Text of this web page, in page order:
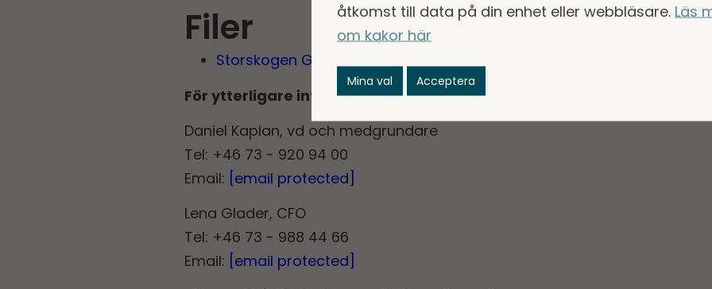
Filer
Storskogen Group AB (publ) Q2 Swedish
För ytterligare information, vänligen kontakta:
Daniel Kaplan, vd och medgrundare
Tel: +46 73 - 920 94 00
Email: [email protected]
Lena Glader, CFO
Tel: +46 73 - 988 44 66
Email: [email protected]
åtkomst till data på din enhet eller webbläsare. Läs
om kakor här
Mina val Acceptera